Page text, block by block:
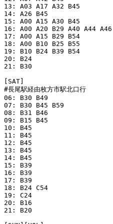
13: A03 A17 A32 B45
14: A26 B45
15: A00 A15 A30 B45
16: A00 A20 B29 A40 A44 A46
17: A00 A15 B29 B54
18: A00 B10 B25 B55
19: B10 B24 B39 B54
20: B24
21: B30
[SAT]
#長尾駅経由枚方市駅北口行
06: B30 B49
07: B30 B45 B59
08: B31 B46
09: B15 B45
10: B45
11: B45
12: B45
13: B45
14: B45
15: B39
16: B39
17: B39
18: B24 C54
19: C24
20: B16
21: B20